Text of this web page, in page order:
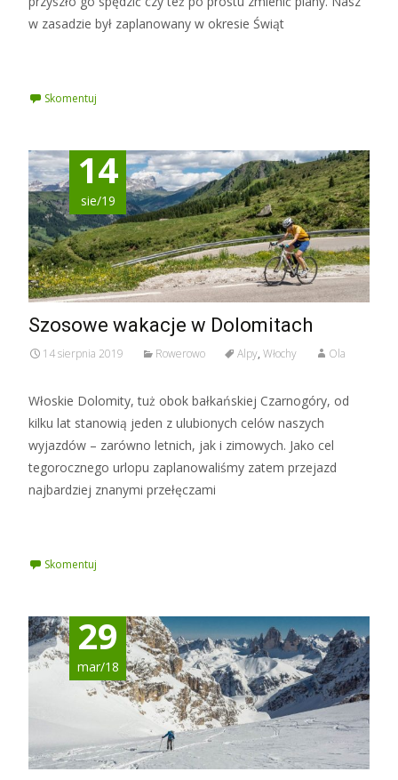
w zasadzie był zaplanowany w okresie Świąt
Skomentuj
14
sie/19
Szosowe wakacje w Dolomitach
14 sierpnia 2019 Rowerowo Alpy, Włochy Ola
Włoskie Dolomity, tuż obok bałkańskiej Czarnogóry, od
kilku lat stanowią jeden z ulubionych celów naszych
wyjazdów – zarówno letnich, jak i zimowych. Jako cel
tegorocznego urlopu zaplanowaliśmy zatem przejazd
najbardziej znanymi przełęczami
Skomentuj
29
mar/18